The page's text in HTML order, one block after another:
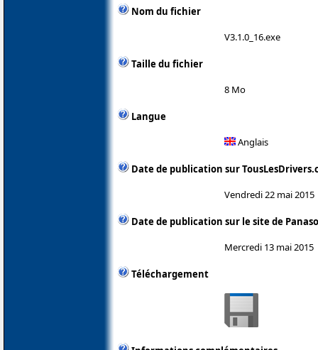
Nom du fichier
V3.1.0_16.exe
Taille du fichier
8 Mo
Langue
Anglais
Date de publication sur
Vendredi 22 mai 2015
Date de publication sur le site de
Mercredi 13 mai 2015
Téléchargement